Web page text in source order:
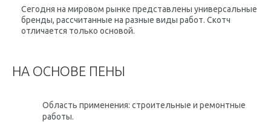
Сегодня на мировом рынке представлены универсальные
бренды, рассчитанные на разные виды работ. Скотч
отличается только основой.
НА ОСНОВЕ ПЕНЫ
Область применения: строительные и ремонтные
работы.